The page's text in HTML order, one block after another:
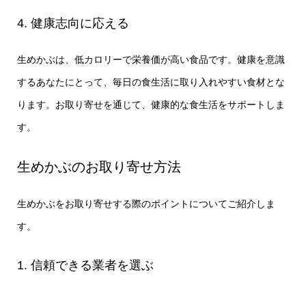
4. 健康志向に応える
生めかぶは、低カロリーで栄養価が高い食品です。健康を意識
するあなたにとって、毎日の食生活に取り入れやすい食材とな
ります。お取り寄せを通じて、健康的な食生活をサポートしま
す。
生めかぶのお取り寄せ方法
生めかぶをお取り寄せする際のポイントについてご紹介しま
す。
1. 信頼できる業者を選ぶ